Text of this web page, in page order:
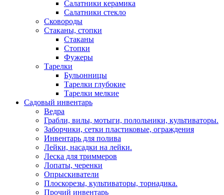
Салатники керамика
Салатники стекло
Сковороды
Стаканы, стопки
Стаканы
Стопки
Фужеры
Тарелки
Бульонницы
Тарелки глубокие
Тарелки мелкие
Садовый инвентарь
Ведра
Грабли, вилы, мотыги, полольники, культиваторы.
Заборчики, сетки пластиковые, ограждения
Инвентарь для полива
Лейки, насадки на лейки.
Леска для триммеров
Лопаты, черенки
Опрыскиватели
Плоскорезы, культиваторы, торнадика.
Прочий инвентарь